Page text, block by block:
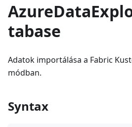
tabase
Adatok importálása a Fabric
módban.
Syntax